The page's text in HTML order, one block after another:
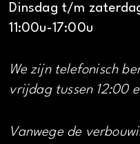
Dinsdag t/m
11:00u-17:00u
We zijn telefonisch
vrijdag tussen 12:00
Vanwege de